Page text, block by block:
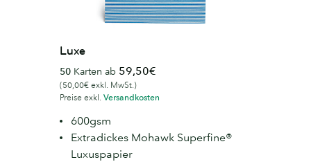
Luxe
50 Karten ab 59,50€
(50,00€ exkl. MwSt.)
Preise exkl. Versandkosten
600gsm
Extradickes Mohawk Superfine®
Luxuspapier